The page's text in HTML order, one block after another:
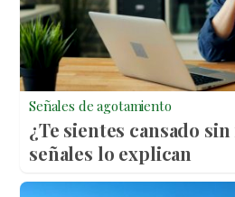
Señales de agotamiento
¿Te sientes cansado
señales lo explican